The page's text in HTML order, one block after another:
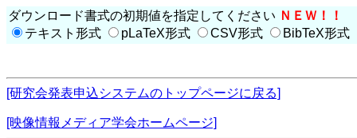
ダウンロード書式の初期値を指定してください ＮＥＷ！！
テキスト形式
pLaTeX形式 CSV形式 BibTeX形式
[研究会発表申込システムのトップページに戻る]
[映像情報メディア学会ホームページ]